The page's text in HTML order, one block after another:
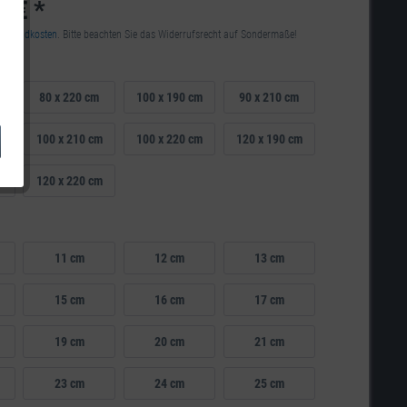
€ *
. Bitte beachten Sie das Widerrufsrecht auf Sondermaße!
80 x 220 cm 100 x 190 cm 90 x 210 cm
100 x 210 cm 100 x 220 cm 120 x 190 cm
120 x 220 cm
11 cm 12 cm 13 cm
15 cm 16 cm 17 cm
19 cm 20 cm 21 cm
23 cm 24 cm 25 cm